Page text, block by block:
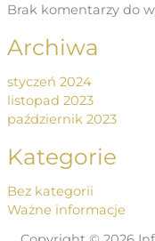
Brak komentarzy do
Archiwa
styczeń 2024
listopad 2023
październik 2023
Kategorie
Bez kategorii
Ważne informacje